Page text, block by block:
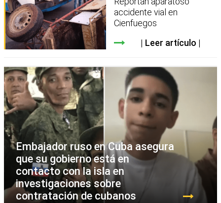
accidente vial en
Cienfuegos
Leer artículo
Embajador ruso en Cuba asegura
que su gobierno está en
contacto con la isla en
investigaciones sobre
contratación de cubanos